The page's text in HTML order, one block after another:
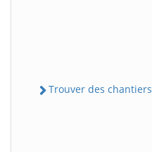
Trouver des chantiers